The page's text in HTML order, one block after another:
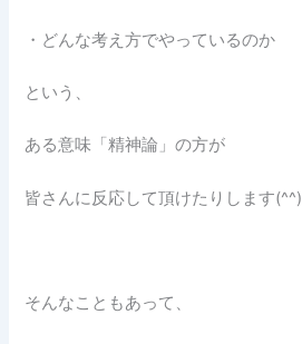
・どんな考え方でやっているのか
という、
ある意味「精神論」の方が
皆さんに反応して頂けたりします(^^)
そんなこともあって、